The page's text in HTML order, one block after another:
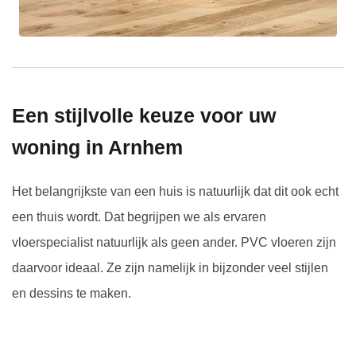
Een stijlvolle keuze voor uw
woning in Arnhem
Het belangrijkste van een huis is natuurlijk dat dit ook echt
een thuis wordt. Dat begrijpen we als ervaren
vloerspecialist natuurlijk als geen ander. PVC vloeren zijn
daarvoor ideaal. Ze zijn namelijk in bijzonder veel stijlen
en dessins te maken.